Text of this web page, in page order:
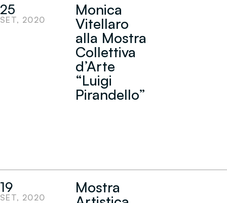
25
SET, 2020
Monica
Vitellaro
alla Mostra
Collettiva
d’Arte
“Luigi
Pirandello”
19
SET, 2020
Mostra